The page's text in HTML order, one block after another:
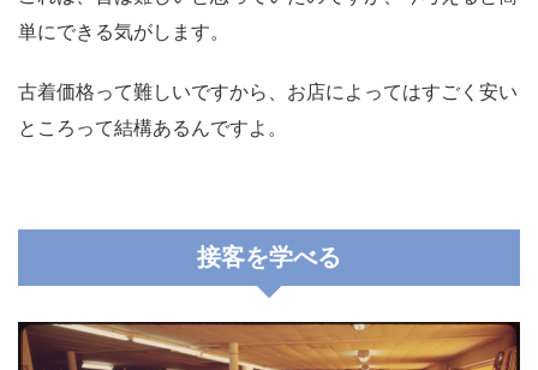
単にできる気がします。
古着価格って難しいですから、お店によってはすごく安い
ところって結構あるんですよ。
接客を学べる